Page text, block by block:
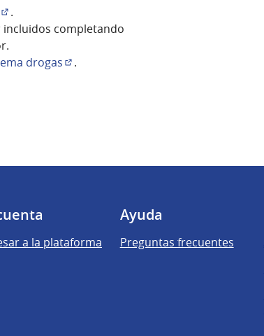
(Abrir en una pestaña nueva)
.
completando
drogas
.
a la plataforma
Ayuda
Preguntas frecuentes